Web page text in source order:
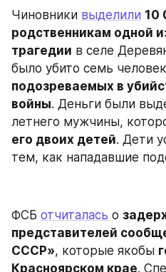
Чиновники выделили 10
родственникам одной
трагедии в селе
было убито семь
подозреваемых в
войны. Деньги были
летнего мужчины,
его двоих детей. Дети
тем, как нападавшие
ФСБ отчиталась о
представителей
СССР», которые якобы
Красноярском крае.